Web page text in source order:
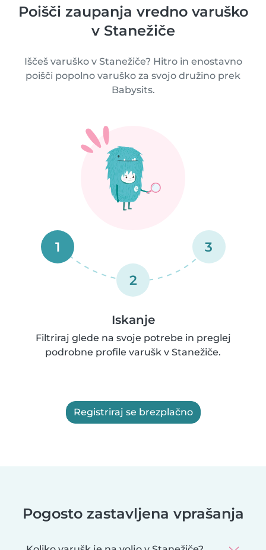
Poišči zaupanja vredno varuško
v Stanežiče
Iščeš varuško v Stanežiče? Hitro in enostavno
poišči popolno varuško za svojo družino prek
Babysits.
1
2
3
Iskanje
Filtriraj glede na svoje potrebe in preglej
podrobne profile varušk v Stanežiče.
Registriraj se brezplačno
Pogosto zastavljena vprašanja